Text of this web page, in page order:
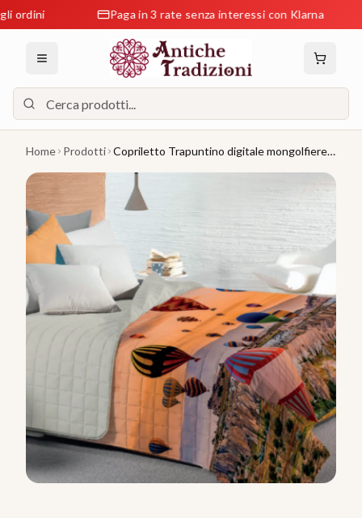
Paga in 3 rate senza interessi con Klarna
Home Prodotti Copriletto Trapuntino digitale mongolfiere